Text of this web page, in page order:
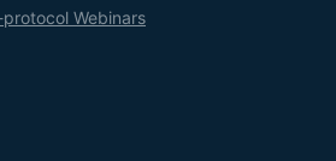
protocol Webinars